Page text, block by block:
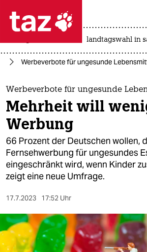
 taz zahl ich
taz zahl ich
themen
politik
öko
gesellschaft
kultur
sport
berlin
nord
landtagswahl in
Werbeverbote für ungesunde
Werbeverbote für ungesunde
Mehrheit will
Werbung
66 Prozent der Deutschen wollen,
Fernsehwerbung für ungesundes
eingeschränkt wird, wenn Kinder
zeigt eine neue Umfrage.
17.7.2023 17:52 Uhr